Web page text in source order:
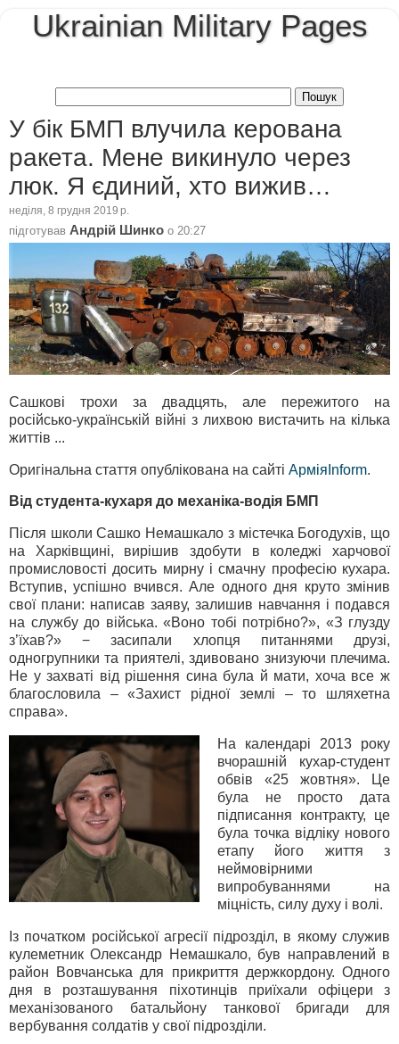
Ukrainian Military Pages
У бік БМП влучила керована
ракета. Мене викинуло через
люк. Я єдиний, хто вижив…
неділя, 8 грудня 2019 р.
підготував Андрій Шинко о 20:27
Сашкові трохи за двадцять, але пережитого на
російсько-українській війні з лихвою вистачить на кілька
життів ...
Оригінальна стаття опублікована на сайті АрміяInform.
Від студента-кухаря до механіка-водія БМП
Після школи Сашко Немашкало з містечка Богодухів, що
на Харківщині, вирішив здобути в коледжі харчової
промисловості досить мирну і смачну професію кухара.
Вступив, успішно вчився. Але одного дня круто змінив
свої плани: написав заяву, залишив навчання і подався
на службу до війська. «Воно тобі потрібно?», «З глузду
з’їхав?» − засипали хлопця питаннями друзі,
одногрупники та приятелі, здивовано знизуючи плечима.
Не у захваті від рішення сина була й мати, хоча все ж
благословила – «Захист рідної землі – то шляхетна
справа».
На календарі 2013 року
вчорашній кухар-студент
обвів «25 жовтня». Це
була не просто дата
підписання контракту, це
була точка відліку нового
етапу його життя з
неймовірними
випробуваннями на
міцність, силу духу і волі.
Із початком російської агресії підрозділ, в якому служив
кулеметник Олександр Немашкало, був направлений в
район Вовчанська для прикриття держкордону. Одного
дня в розташування піхотинців приїхали офіцери з
механізованого батальйону танкової бригади для
вербування солдатів у свої підрозділи.